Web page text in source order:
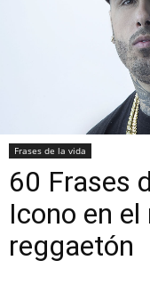
Frases de la vida
60 Frases
Icono en
reggaetón